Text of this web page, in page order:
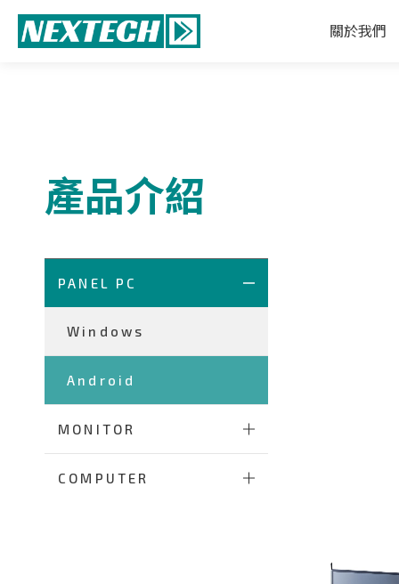
關於我們
產品介紹
PANEL PC
Windows
Android
MONITOR
COMPUTER